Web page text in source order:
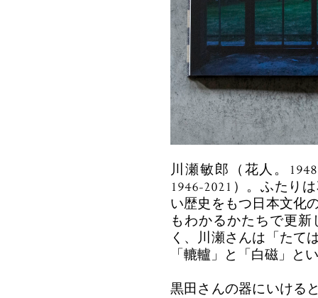
川瀬敏郎（花人。
1946-2021）。ふたり
い歴史をもつ日本文化
もわかるかたちで更
く、川瀬さんは「たて
「轆轤」と「白磁」と
黒田さんの器にいける